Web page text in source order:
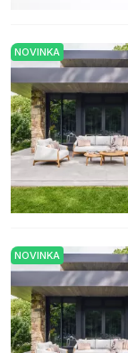
NOVINKA
NOVINKA